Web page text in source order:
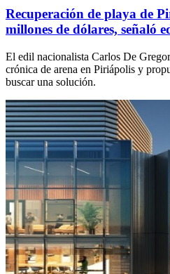
Recuperación de playa de
millones de dólares, señaló
El edil nacionalista Carlos De
crónica de arena en Piriápolis y
buscar una solución.